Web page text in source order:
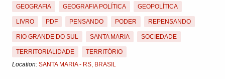
GEOGRAFIA GEOGRAFIA POLÍTICA GEOPOLÍTICA
LIVRO PDF PENSANDO PODER REPENSANDO
RIO GRANDE DO SUL SANTA MARIA SOCIEDADE
TERRITORIALIDADE
TERRITÓRIO
Location: SANTA MARIA - RS, BRASIL